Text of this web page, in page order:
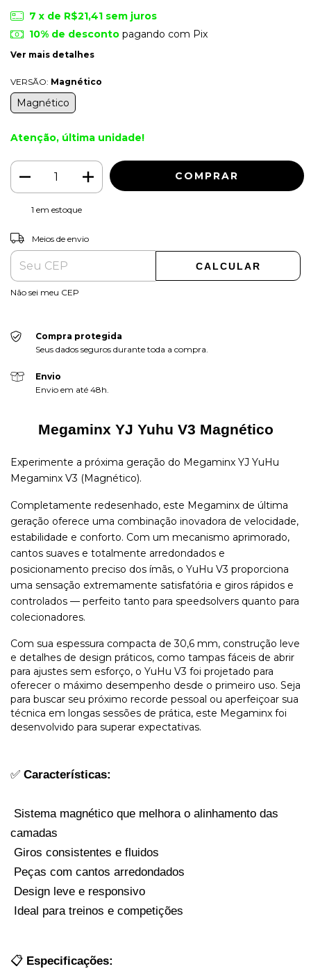
7 x de R$21,41 sem juros
10% de descontopagando com Pix
Ver mais detalhes
VERSÃO: Magnético
Magnético
Atenção, última unidade!
1 em estoque
Entregas para o CEP:
Meios de envio
CALCULAR
Não sei meu CEP
Compra protegida
Seus dados seguros durante toda a compra.
Envio
Envio em até 48h.
Megaminx YJ Yuhu V3 Magnético
Experimente a próxima geração do Megaminx YJ YuHu
Megaminx V3 (Magnético).
Completamente redesenhado, este Megaminx de última
geração oferece uma combinação inovadora de velocidade,
estabilidade e conforto. Com um mecanismo aprimorado,
cantos suaves e totalmente arredondados e
posicionamento preciso dos ímãs, o YuHu V3 proporciona
uma sensação extremamente satisfatória e giros rápidos e
controlados — perfeito tanto para speedsolvers quanto para
colecionadores.
Com sua espessura compacta de 30,6 mm, construção leve
e detalhes de design práticos, como tampas fáceis de abrir
para ajustes sem esforço, o YuHu V3 foi projetado para
oferecer o máximo desempenho desde o primeiro uso. Seja
para buscar seu próximo recorde pessoal ou aperfeiçoar sua
técnica em longas sessões de prática, este Megaminx foi
desenvolvido para superar expectativas.
✅ Características:
camadas
Giros consistentes e fluidos
Peças com cantos arredondados
Design leve e responsivo
Ideal para treinos e competições
📋 Especificações: